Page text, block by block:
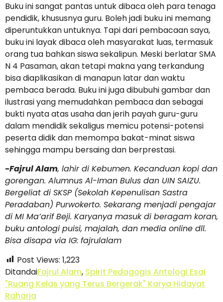
Buku ini sangat pantas untuk dibaca oleh para tenaga
pendidik, khususnya guru. Boleh jadi buku ini memang
diperuntukkan untuknya. Tapi dari pembacaan saya,
buku ini layak dibaca oleh masyarakat luas, termasuk
orang tua bahkan siswa sekalipun. Meski berlatar SMA
N 4 Pasaman, akan tetapi makna yang terkandung
bisa diaplikasikan di manapun latar dan waktu
pembaca berada. Buku ini juga dibubuhi gambar dan
ilustrasi yang memudahkan pembaca dan sebagai
bukti nyata atas usaha dan jerih payah guru-guru
dalam mendidik sekaligus memicu potensi-potensi
peserta didik dan memompa bakat-minat siswa
sehingga mampu bersaing dan berprestasi.
-Fajrul Alam, lahir di Kebumen. Kecanduan kopi dan
gorengan. Alumnus Al-Iman Bulus dan UIN SAIZU.
Bergeliat di SKSP (Sekolah Kepenulisan Sastra
Peradaban) Purwokerto. Sekarang menjadi pengajar
di MI Ma’arif Beji. Karyanya masuk di beragam koran,
buku antologi puisi, majalah, dan media online dll.
Bisa disapa via IG: fajrulalam
Post Views: 1,223
DitandaiFajrul Alam, Spirit Pedagogis Antologi Esai
"Ruang Kelas yang Terus Bergerak" Karya Hidayat
Raharja